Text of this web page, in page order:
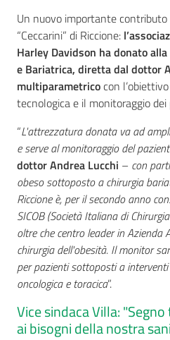
Seguici
su
Un nuovo importante contributo
“Ceccarini” di Riccione:
Harley Davidson ha donato
e Bariatrica, diretta dal dottor
multiparametricocon
tecnologica e il monitoraggio dei
“L'attrezzatura donata va ad
e serve al monitoraggio del
dottor Andrea Lucchi – con
obeso sottoposto a chirurgia
Riccione è, per il secondo anno
SICOB (Società Italiana di
oltre che centro leader in Azienda
chirurgia dell'obesità. Il monitor
per pazienti sottoposti a interventi
oncologica e toracica”.
Vice sindaca Villa:
ai bisogni della nostra